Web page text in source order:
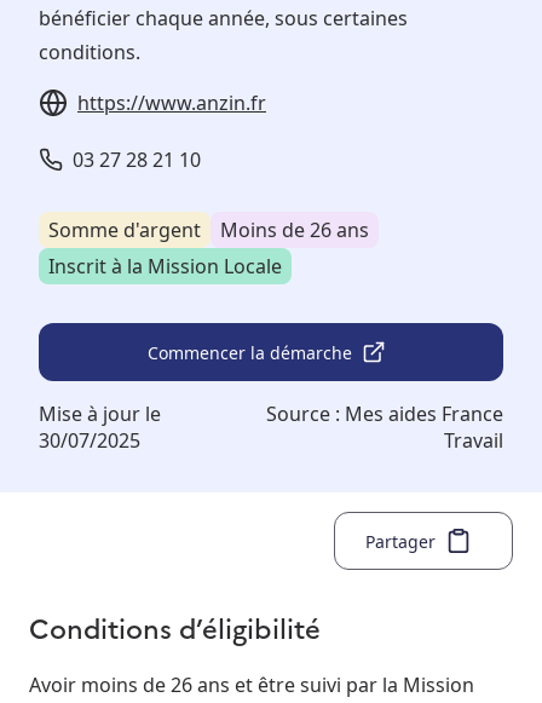
bénéficier chaque année, sous certaines
conditions.
https://www.anzin.fr
03 27 28 21 10
Somme d'argent
Moins de 26 ans
Inscrit à la Mission Locale
Commencer la démarche
Mise à jour le
30/07/2025
Source : Mes aides France
Travail
Partager
Conditions d’éligibilité
Avoir moins de 26 ans et être suivi par la Mission